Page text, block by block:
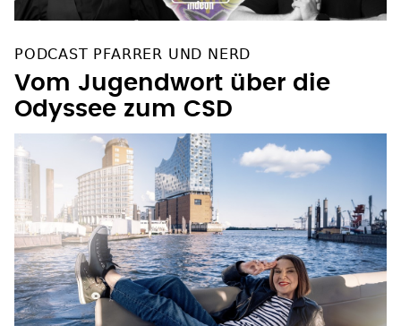
PODCAST PFARRER UND NERD
Vom Jugendwort über die
Odyssee zum CSD